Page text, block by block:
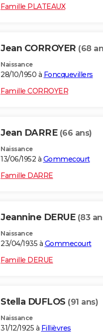
Famille PLATEAUX
Jean CORROYER (68
Naissance
28/10/1950 à Foncquevillers
Famille CORROYER
Jean DARRE (66 ans)
Naissance
13/06/1952 à Gommecourt
Famille DARRE
Jeannine DERUE (83
Naissance
23/04/1935 à Gommecourt
Famille DERUE
Stella DUFLOS (91 ans)
Naissance
31/12/1925 à Fillièvres